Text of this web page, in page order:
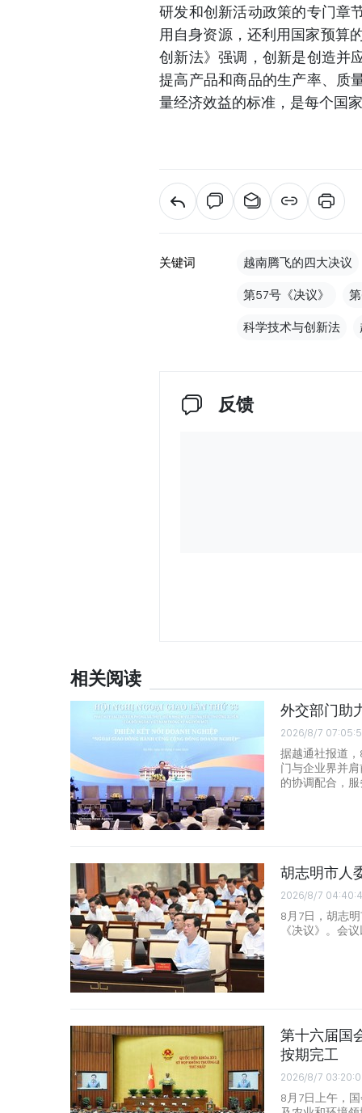
研发和创新活动政策的专门章
用自身资源，还利用国家预算
创新法》强调，创新是创造并
提高产品和商品的生产率、质
量经济效益的标准，是每个国
关键词 越南腾飞的四大决议
第57号《决议》
科学技术与创新法
反馈
相关阅读
外交部门助
2026/8/7
据越通社报道
门与企业界并
的协调配合，
胡志明市人
2026/8/7
8月7日，胡志
《决议》。会
第十六届国
按期完工
2026/8/7
8月7日上午，